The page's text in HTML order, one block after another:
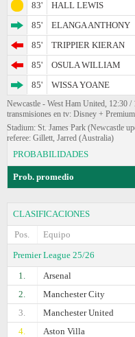
83'
HALL LEWIS
85'
ELANGA ANTHONY
85'
TRIPPIER KIERAN
85'
OSULA WILLIAM
85'
WISSA YOANE
Newcastle - West Ham United, 12:30 /
transmisiones en tv: Disney + Premium
Stadium: St. James Park (Newcastle
referee: Gillett, Jarred (Australia)
PROBABILIDADES
Prob. promedio
CLASIFICACIONES
Pos.
Equipo
Premier League 25/26
1.
Arsenal
2.
Manchester City
3.
Manchester United
4.
Aston Villa